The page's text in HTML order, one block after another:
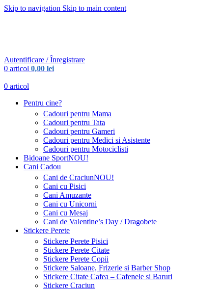
Skip to navigation Skip to main content
Autentificare / Înregistrare
0 articol 0,00 lei
0 articol
Pentru cine?
Cadouri pentru Mama
Cadouri pentru Tata
Cadouri pentru Gameri
Cadouri pentru Medici si Asistente
Cadouri pentru Motociclisti
Bidoane SportNOU!
Cani Cadou
Cani de CraciunNOU!
Cani cu Pisici
Cani Amuzante
Cani cu Unicorni
Cani cu Mesaj
Cani de Valentine’s Day / Dragobete
Stickere Perete
Stickere Perete Pisici
Stickere Perete Citate
Stickere Perete Copii
Stickere Saloane, Frizerie si Barber Shop
Stickere Citate Cafea – Cafenele si Baruri
Stickere Craciun